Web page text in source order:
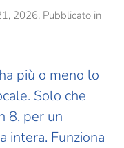
2026. Pubblicato in
più o meno lo
Solo che
8, per un
intera. Funziona